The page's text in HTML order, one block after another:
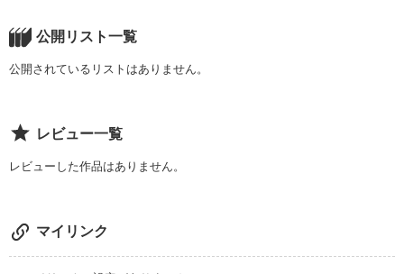
公開リスト一覧
公開されているリストはありません。
レビュー一覧
レビューした作品はありません。
マイリンク